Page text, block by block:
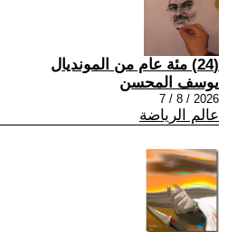
(24) مئة عام من المونديال
يوسف المحسن
2026 / 8 / 7
عالم الرياضة